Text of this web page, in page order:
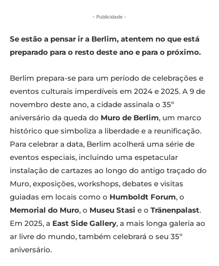
- Publicidade -
Se estão a pensar ir a Berlim, atentem no que está
preparado para o resto deste ano e para o próximo.
Berlim prepara-se para um período de celebrações e
eventos culturais imperdíveis em 2024 e 2025. A 9 de
novembro deste ano, a cidade assinala o 35º
aniversário da queda do Muro de Berlim, um marco
histórico que simboliza a liberdade e a reunificação.
Para celebrar a data, Berlim acolherá uma série de
eventos especiais, incluindo uma espetacular
instalação de cartazes ao longo do antigo traçado do
Muro, exposições, workshops, debates e visitas
guiadas em locais como o Humboldt Forum, o
Memorial do Muro, o Museu Stasi e o Tränenpalast.
Em 2025, a East Side Gallery, a mais longa galeria ao
ar livre do mundo, também celebrará o seu 35º
aniversário.